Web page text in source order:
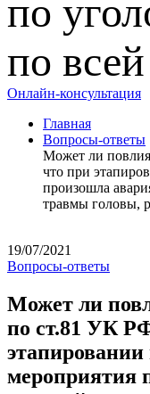
по
по
Онлайн-консультация
Главная
Вопросы-ответы
Может ли
что при
произошла
травмы головы,
19/07/2021
Вопросы-ответы
Может ли
по ст.81 УК
этапировании
мероприятия